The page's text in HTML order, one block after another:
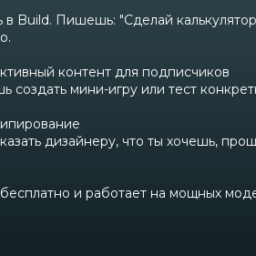
Build. Пишешь: "Сделай
контент для подписчиков
создать мини-игру или тест
дизайнеру, что ты хочешь,
и работает на мощных